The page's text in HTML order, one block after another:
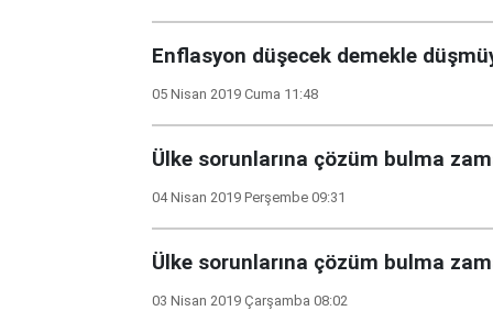
Enflasyon düşecek demekle
05 Nisan 2019 Cuma 11:48
Ülke sorunlarına çözüm bulma
04 Nisan 2019 Perşembe 09:31
Ülke sorunlarına çözüm bulma
03 Nisan 2019 Çarşamba 08:02